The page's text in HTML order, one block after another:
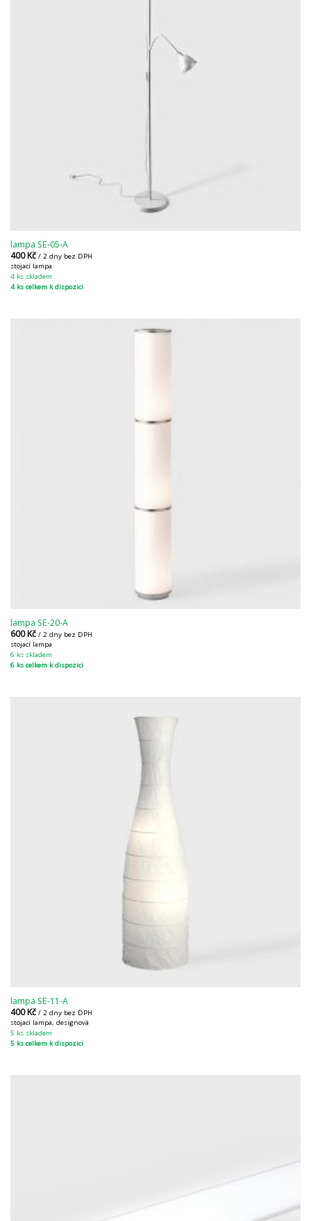
lampa SE-05-A
400Kč / 2 dny bez DPH
stojací lampa
4 ks skladem
4 ks celkem k dispozici
lampa SE-20-A
600Kč / 2 dny bez DPH
stojací lampa
6 ks skladem
6 ks celkem k dispozici
lampa SE-11-A
400Kč / 2 dny bez DPH
stojací lampa, designová
5 ks skladem
5 ks celkem k dispozici